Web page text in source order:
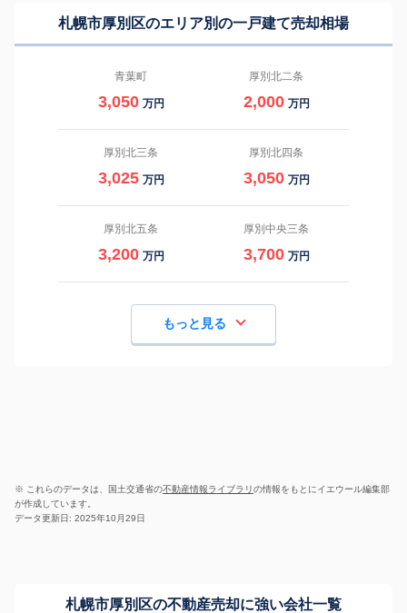
札幌市厚別区のエリア別の一戸建て売却相場
青葉町
3,050 万円
厚別北二条
2,000 万円
厚別北三条
3,025 万円
厚別北四条
3,050 万円
厚別北五条
3,200 万円
厚別中央三条
3,700 万円
もっと見る
※ これらのデータは、国土交通省の不動産情報ライブラリの情報をもとにイエウール編集部
が作成しています。
データ更新日: 2025年10月29日
札幌市厚別区の不動産売却に強い会社一覧